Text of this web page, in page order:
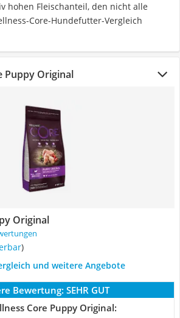
hohen Fleischanteil, den nicht alle
Core-Hundefutter-Vergleich
Puppy Original
Original
)
und weitere Angebote
Bewertung: SEHR GUT
Core Puppy Original: